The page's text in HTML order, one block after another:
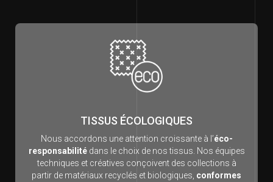
TISSUS ÉCOLOGIQUES
Nous accordons une attention croissante à l’éco-
responsabilitédans le choix de nos tissus. Nos équipes
techniques et créatives conçoivent des collections à
partir de matériaux recyclés et biologiques, conformes